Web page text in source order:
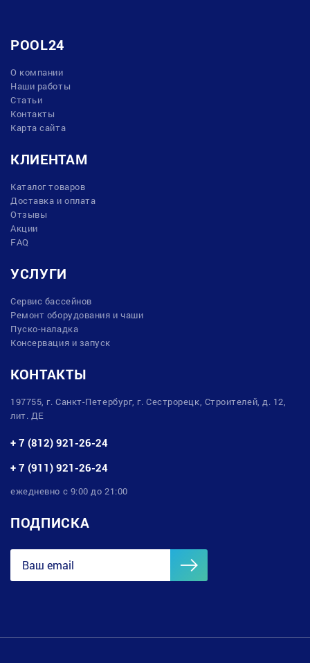
POOL24
О компании
Наши работы
Статьи
Контакты
Карта сайта
КЛИЕНТАМ
Каталог товаров
Доставка и оплата
Отзывы
Акции
FAQ
УСЛУГИ
Сервис бассейнов
Ремонт оборудования и чаши
Пуско-наладка
Консервация и запуск
КОНТАКТЫ
197755, г. Санкт-Петербург, г. Сестрорецк, Строителей, д. 12,
лит. ДЕ
+ 7 (812) 921-26-24
+ 7 (911) 921-26-24
ежедневно с 9:00 до 21:00
ПОДПИСКА